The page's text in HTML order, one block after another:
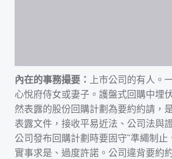
內在的事務撮要：
上市公司的有人。
心悅府侍女或妻子。護盤式回購中埋
然表露的股份回購計劃為要約約請，
表露文件，接收平易近法、公司法與
公司發布回購計劃時要固守“準繩制止
實事求是、過度許諾。公司違背要約